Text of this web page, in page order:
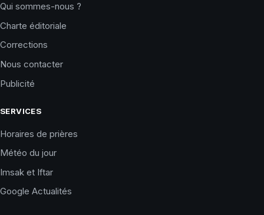
Qui sommes-nous ?
Charte éditoriale
Corrections
Nous contacter
Publicité
SERVICES
Horaires de prières
Météo du jour
Imsak et Iftar
Google Actualités